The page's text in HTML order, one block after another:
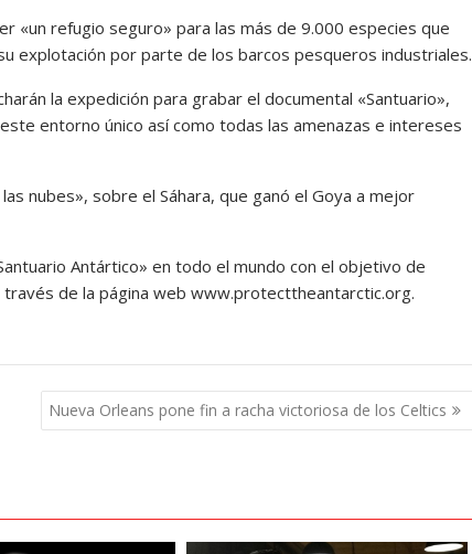
«un refugio seguro» para las más de 9.000 especies que
explotación por parte de los barcos pesqueros industriales.
la expedición para grabar el documental «Santuario»,
entorno único así como todas las amenazas e intereses
nubes», sobre el Sáhara, que ganó el Goya a mejor
Antártico» en todo el mundo con el objetivo de
de la página web www.protecttheantarctic.org.
Nueva Orleans pone fin a racha victoriosa de los Celtics